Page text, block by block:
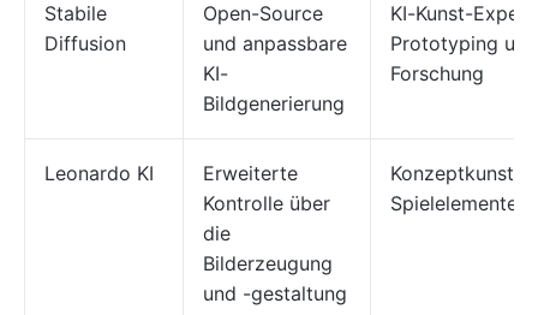
Stabile
Diffusion
Open-Source
und anpassbare
KI-
Bildgenerierung
KI-Kunst-
Prototyping und
Forschung
Leonardo KI
Erweiterte
Kontrolle über
die
Bilderzeugung
und -gestaltung
Konzeptkunst,
Spielelementen